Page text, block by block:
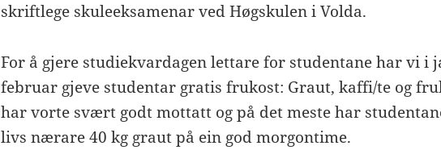
skriftlege skuleeksamenar ved Høgskulen i Volda.
For å gjere studiekvardagen lettare for studentane har vi i
februar gjeve studentar gratis frukost: Graut, kaffi/te og
har vorte svært godt mottatt og på det meste har
livs nærare 40 kg graut på ein god morgontime.